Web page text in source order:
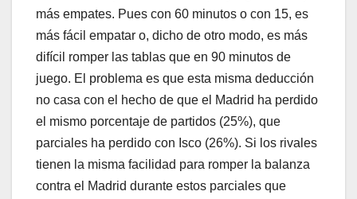
más empates. Pues con 60 minutos o con 15, es
más fácil empatar o, dicho de otro modo, es más
difícil romper las tablas que en 90 minutos de
juego. El problema es que esta misma deducción
no casa con el hecho de que el Madrid ha perdido
el mismo porcentaje de partidos (25%), que
parciales ha perdido con Isco (26%). Si los rivales
tienen la misma facilidad para romper la balanza
contra el Madrid durante estos parciales que